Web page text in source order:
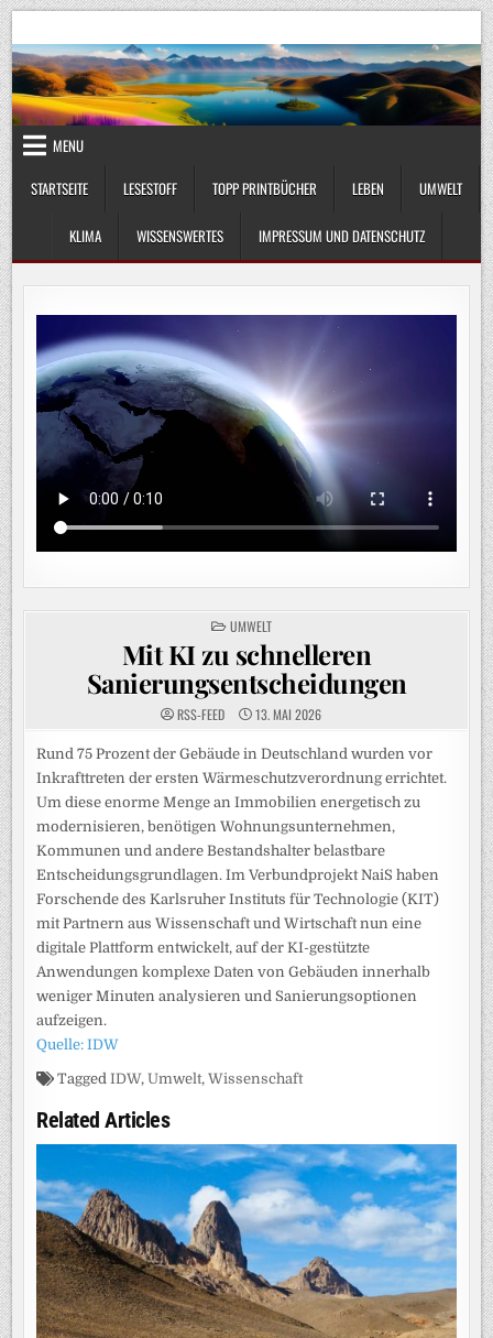
Skip
to
content
UmweltKlima.com
MENU
STARTSEITE
LESESTOFF TOPP PRINTBÜCHER LEBEN UMWELT
KLIMA WISSENSWERTES IMPRESSUM UND DATENSCHUTZ
POSTED
IN
UMWELT
Mit KI zu schnelleren
Sanierungsentscheidungen
RSS-FEED 13. MAI 2026
Rund 75 Prozent der Gebäude in Deutschland wurden vor
Inkrafttreten der ersten Wärmeschutzverordnung errichtet.
Um diese enorme Menge an Immobilien energetisch zu
modernisieren, benötigen Wohnungsunternehmen,
Kommunen und andere Bestandshalter belastbare
Entscheidungsgrundlagen. Im Verbundprojekt NaiS haben
Forschende des Karlsruher Instituts für Technologie (KIT)
mit Partnern aus Wissenschaft und Wirtschaft nun eine
digitale Plattform entwickelt, auf der KI-gestützte
Anwendungen komplexe Daten von Gebäuden innerhalb
weniger Minuten analysieren und Sanierungsoptionen
aufzeigen.
Quelle: IDW
TaggedIDW,Umwelt,Wissenschaft
Related Articles